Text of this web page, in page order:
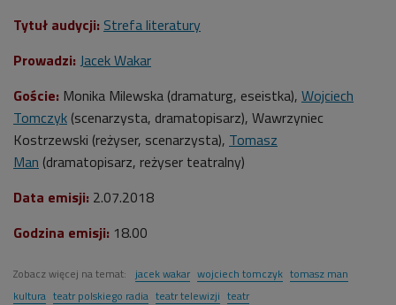
Tytuł audycji: Strefa literatury
Prowadzi: Jacek Wakar
Goście: Monika Milewska (dramaturg, eseistka), Wojciech
Tomczyk (scenarzysta, dramatopisarz), Wawrzyniec
Kostrzewski (reżyser, scenarzysta), Tomasz
Man (dramatopisarz, reżyser teatralny)
Data emisji: 2.07.2018
Godzina emisji: 18.00
Zobacz więcej na temat: jacek wakar wojciech tomczyk tomasz man
kultura teatr polskiego radia teatr telewizji teatr